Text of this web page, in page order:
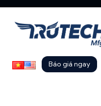
Báo giá ngay